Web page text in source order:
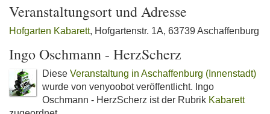
Veranstaltungsort und Adresse
Hofgarten Kabarett, Hofgartenstr. 1A, 63739 Aschaffenburg
Ingo Oschmann - HerzScherz
Diese Veranstaltung in Aschaffenburg (Innenstadt)
wurde von venyoobot veröffentlicht. Ingo
Oschmann - HerzScherz ist der Rubrik Kabarett